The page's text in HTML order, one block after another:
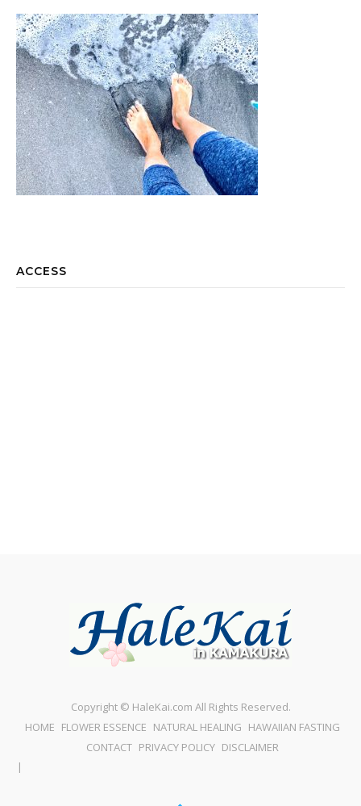
ACCESS
Copyright © HaleKai.com All Rights Reserved.
HOME FLOWER ESSENCE NATURAL HEALING HAWAIIAN FASTING
CONTACT PRIVACY POLICY DISCLAIMER